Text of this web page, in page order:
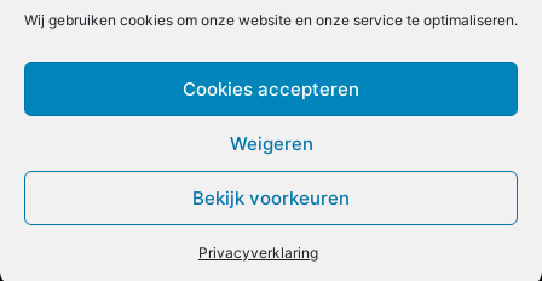
Wij gebruiken cookies om onze website en onze service te optimaliseren.
Cookies accepteren
Weigeren
Bekijk voorkeuren
Privacyverklaring
Nieuwsbrief inschrijven | Partner content